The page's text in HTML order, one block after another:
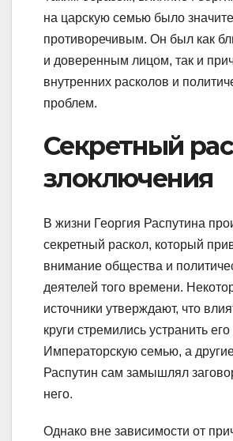
на царскую семью было
противоречивым. Он был как
и доверенным лицом, так и
внутренних расколов и
проблем.
Секретный
злоключения
В жизни Георгия Распутина
секретный раскол, который
внимание общества и
деятелей того времени.
источники утверждают, что
круги стремились устранить
Императорскую семью, а
Распутин сам замышлял
него.
Однако вне зависимости от